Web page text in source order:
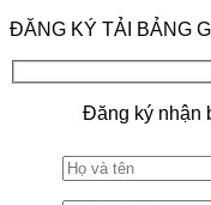
ĐĂNG KÝ TẢI BẢNG
Đăng ký nhận